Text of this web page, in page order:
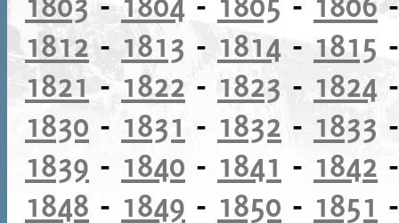
1812- 1813 - 1814 - 1815
1821-1822 - 1823 - 1824
1830 - 1831 - 1832 - 1833
1839 - 1840 - 1841 - 1842
1848 - 1849 - 1850 - 1851